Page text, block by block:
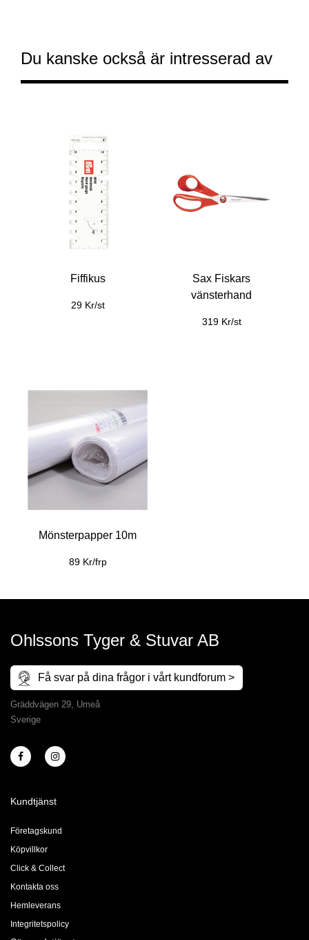
Du kanske också är intresserad av
Fiffikus
29 Kr/st
Sax Fiskars
vänsterhand
319 Kr/st
Mönsterpapper 10m
89 Kr/frp
Ohlssons Tyger & Stuvar AB
Få svar på dina frågor i vårt kundforum >
Gräddvägen 29, Umeå
Sverige
Kundtjänst
Företagskund
Köpvillkor
Click & Collect
Kontakta oss
Hemleverans
Integritetspolicy